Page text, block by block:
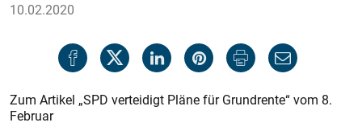
10.02.2020
Zum Artikel „SPD verteidigt Pläne für Grundrente“ vom 8.
Februar